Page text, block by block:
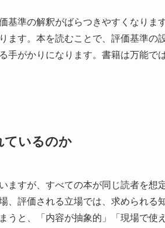
基準の解釈がばらつきやすくなりま
ます。本を読むことで、評価基準の
手がかりになります。書籍は万能で
ているのか
ますが、すべての本が同じ読者を想
、評価される立場では、求められる
うと、「内容が抽象的」「現場で使